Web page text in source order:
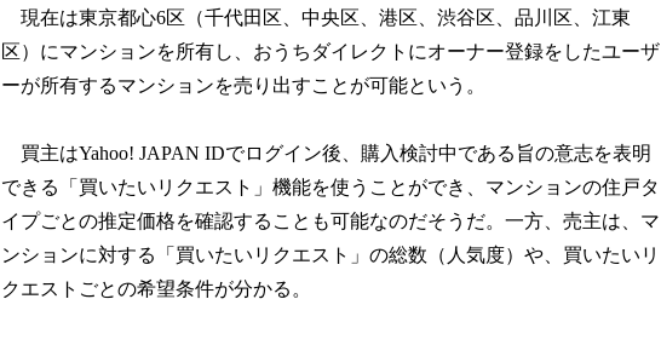
現在は東京都心6区（千代田区、中央区、港区、渋谷区、品川区、江東
区）にマンションを所有し、おうちダイレクトにオーナー登録をしたユーザ
ーが所有するマンションを売り出すことが可能という。
買主はYahoo! JAPAN IDでログイン後、購入検討中である旨の意志を表明
できる「買いたいリクエスト」機能を使うことができ、マンションの住戸タ
イプごとの推定価格を確認することも可能なのだそうだ。一方、売主は、マ
ンションに対する「買いたいリクエスト」の総数（人気度）や、買いたいリ
クエストごとの希望条件が分かる。